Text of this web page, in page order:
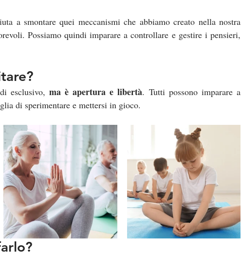
a smontare quei meccanismi che abbiamo creato nella nostra
Possiamo quindi imparare a controllare e gestire i pensieri,
esclusivo, ma è apertura e libertà. Tutti possono imparare a
di sperimentare e mettersi in gioco.